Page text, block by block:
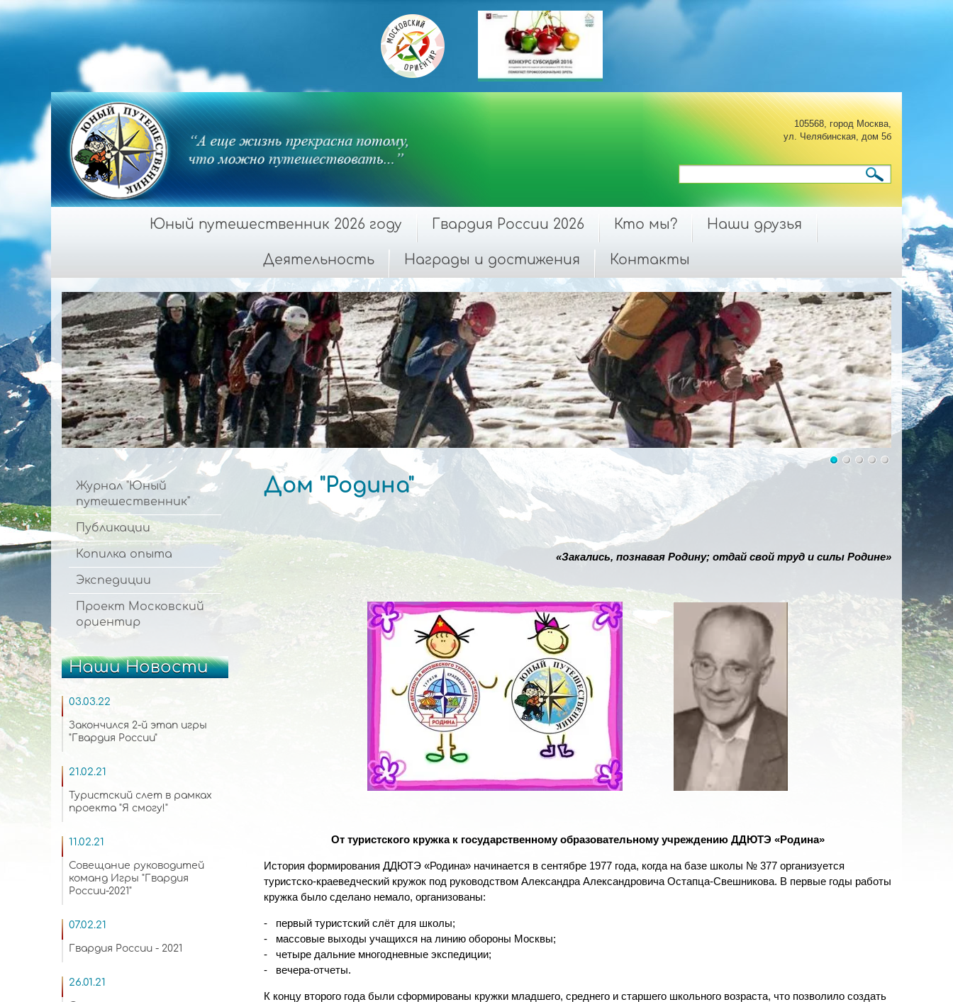
105568, город Москва,
ул. Челябинская, дом 5б
Юный путешественник 2026 году Гвардия России 2026 Кто мы? Наши друзья
Деятельность Награды и достижения Контакты
Журнал "Юный
путешественник"
Публикации
Копилка опыта
Экспедиции
Проект Московский
ориентир
Наши Новости
03.03.22
Закончился 2-й этап игры
"Гвардия России"
21.02.21
Туристский слет в рамках
проекта "Я смогу!"
11.02.21
Совещание руководитей
команд Игры "Гвардия
России-2021"
07.02.21
Гвардия России - 2021
26.01.21
Дом "Родина"
«Закались, познавая Родину; отдай свой труд и силы Родине»
От туристского кружка к государственному образовательному учреждению ДДЮТЭ «Родина»
История формирования ДДЮТЭ «Родина» начинается в сентябре 1977 года, когда на базе школы № 377 организуется
туристско-краеведческий кружок под руководством Александра Александровича Остапца-Свешникова. В первые годы работы
кружка было сделано немало, организованы:
- первый туристский слёт для школы;
- массовые выходы учащихся на линию обороны Москвы;
- четыре дальние многодневные экспедиции;
- вечера-отчеты.
К концу второго года были сформированы кружки младшего, среднего и старшего школьного возраста, что позволило создать